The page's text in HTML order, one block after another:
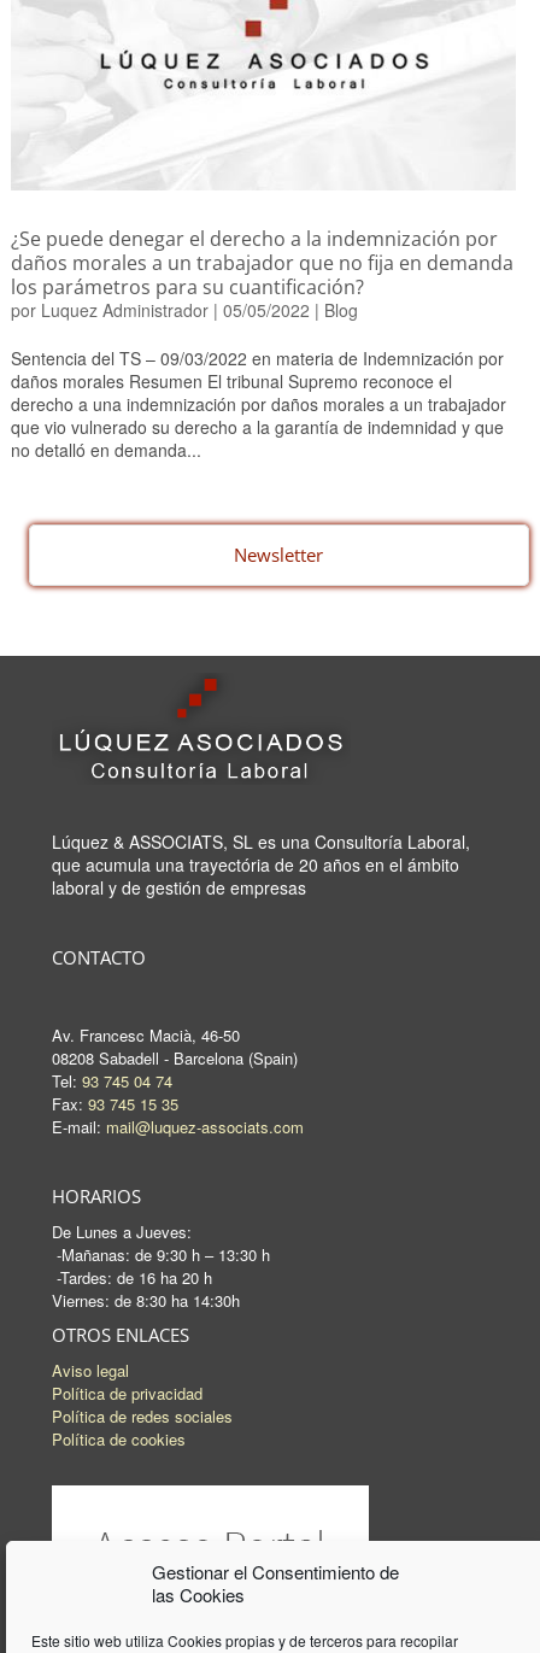
Gestionar el Consentimiento de
las Cookies
Este sitio web utiliza Cookies propias y de terceros para recopilar
¿Se puede denegar el derecho a la indemnización por
daños morales a un trabajador que no fija en demanda
los parámetros para su cuantificación?
por Luquez Administrador| 05/05/2022 | Blog
Sentencia del TS – 09/03/2022 en materia de Indemnización por
daños morales Resumen El tribunal Supremo reconoce el
derecho a una indemnización por daños morales a un trabajador
que vio vulnerado su derecho a la garantía de indemnidad y que
no detalló en demanda...
Newsletter
Lúquez & ASSOCIATS, SL es una Consultoría Laboral,
que acumula una trayectória de 20 años en el ámbito
laboral y de gestión de empresas
CONTACTO
Av. Francesc Macià, 46-50
08208 Sabadell - Barcelona (Spain)
Tel: 93 745 04 74
Fax: 93 745 15 35
E-mail: mail@luquez-associats.com
HORARIOS
De Lunes a Jueves:
-Mañanas: de 9:30 h – 13:30 h
-Tardes: de 16 ha 20 h
Viernes: de 8:30 ha 14:30h
OTROS ENLACES
Aviso legal
Política de privacidad
Política de redes sociales
Política de cookies